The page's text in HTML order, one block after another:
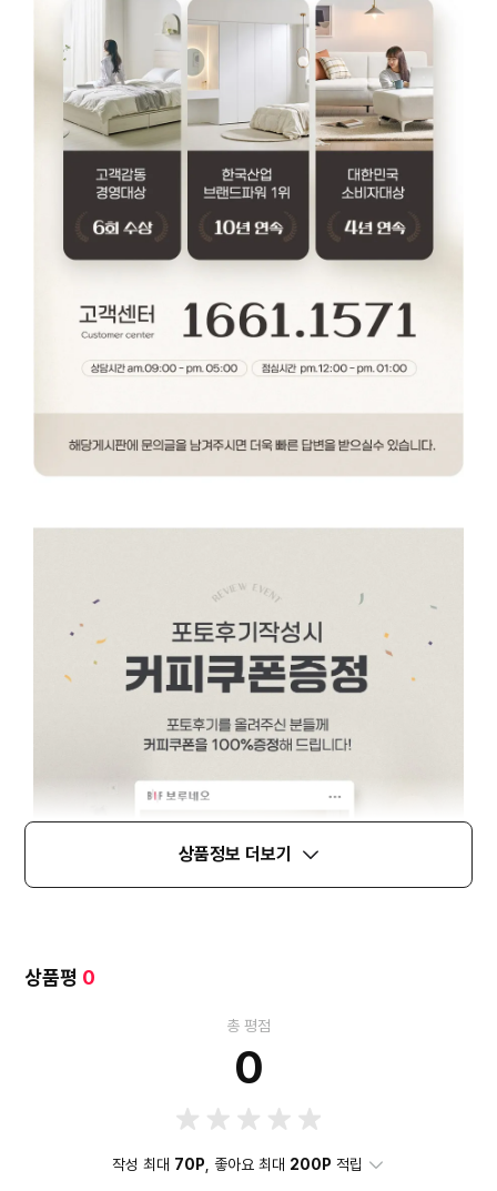
상품정보 더보기
상품평 0
총 평점
0
작성 최대 70P, 좋아요 최대 200P 적립